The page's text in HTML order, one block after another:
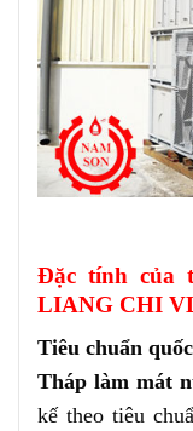
Đặc tính của
LIANG CHI
Tiêu chuẩn
Tháp làm mát
kế theo tiêu